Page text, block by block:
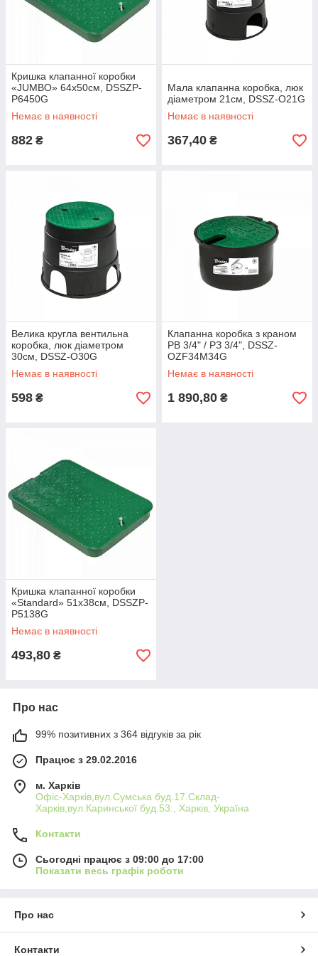
Кришка клапанної коробки
«JUMBO» 64х50см, DSSZP-
P6450G
Немає в наявності
882 ₴
Мала клапанна коробка, люк
діаметром 21см, DSSZ-O21G
Немає в наявності
367,40 ₴
Велика кругла вентильна
коробка, люк діаметром
30см, DSSZ-O30G
Немає в наявності
598 ₴
Клапанна коробка з краном
РВ 3/4" / РЗ 3/4", DSSZ-
OZF34M34G
Немає в наявності
1 890,80 ₴
Кришка клапанної коробки
«Standard» 51х38см, DSSZP-
P5138G
Немає в наявності
493,80 ₴
Про нас
99% позитивних з 364 відгуків за рік
Працює з 29.02.2016
м. Харків
Офіс-Харків,вул.Сумська буд.17.Склад-
Харків,вул.Каринської буд.53., Харків, Україна
Контакти
Сьогодні працює з 09:00 до 17:00
Показати весь графік роботи
Про нас
Контакти